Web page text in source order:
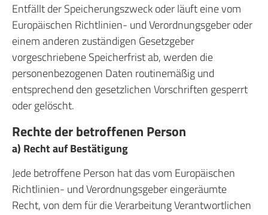
Entfällt der Speicherungszweck oder läuft eine vom
Europäischen Richtlinien- und Verordnungsgeber oder
einem anderen zuständigen Gesetzgeber
vorgeschriebene Speicherfrist ab, werden die
personenbezogenen Daten routinemäßig und
entsprechend den gesetzlichen Vorschriften gesperrt
oder gelöscht.
Rechte der betroffenen Person
a) Recht auf Bestätigung
Jede betroffene Person hat das vom Europäischen
Richtlinien- und Verordnungsgeber eingeräumte
Recht, von dem für die Verarbeitung Verantwortlichen